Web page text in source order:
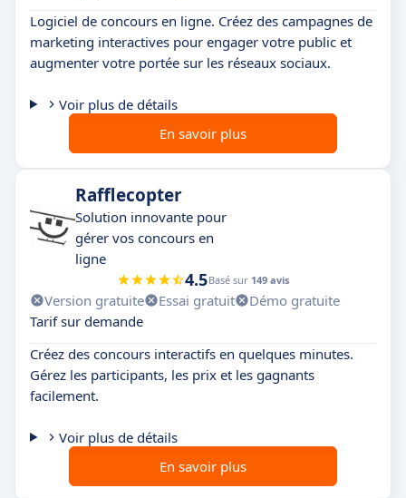
Logiciel de concours en ligne. Créez des campagnes de
marketing interactives pour engager votre public et
augmenter votre portée sur les réseaux sociaux.
Voir plus de détails
En savoir plus
Rafflecopter
Solution innovante pour
gérer vos concours en
ligne
4.5Basé sur 149 avis
Version gratuite Essai gratuit
Démo gratuite
Tarif sur demande
Créez des concours interactifs en quelques minutes.
Gérez les participants, les prix et les gagnants
facilement.
Voir plus de détails
En savoir plus